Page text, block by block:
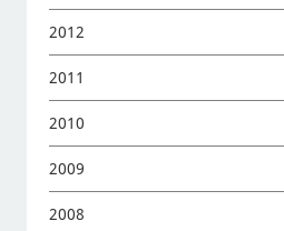
2012
2011
2010
2009
2008